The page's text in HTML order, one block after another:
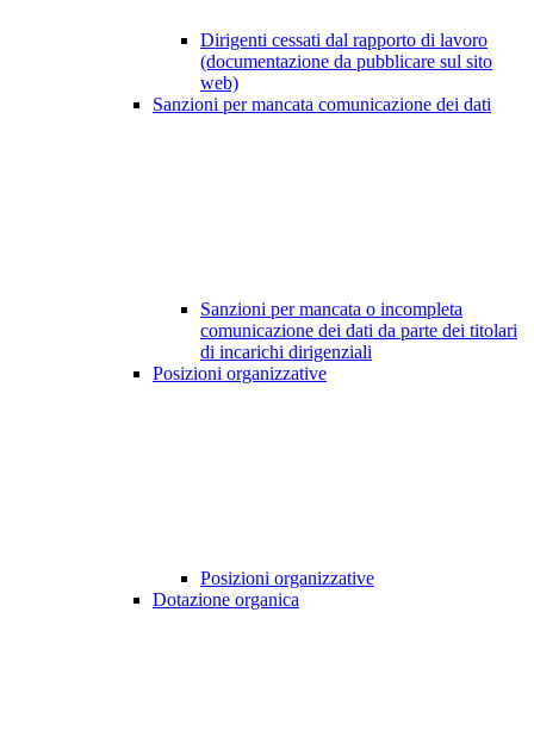
Dirigenti cessati dal rapporto di lavoro
(documentazione da pubblicare sul sito
web)
Sanzioni per mancata comunicazione dei dati
Sanzioni per mancata o incompleta
comunicazione dei dati da parte dei titolari
di incarichi dirigenziali
Posizioni organizzative
Posizioni organizzative
Dotazione organica